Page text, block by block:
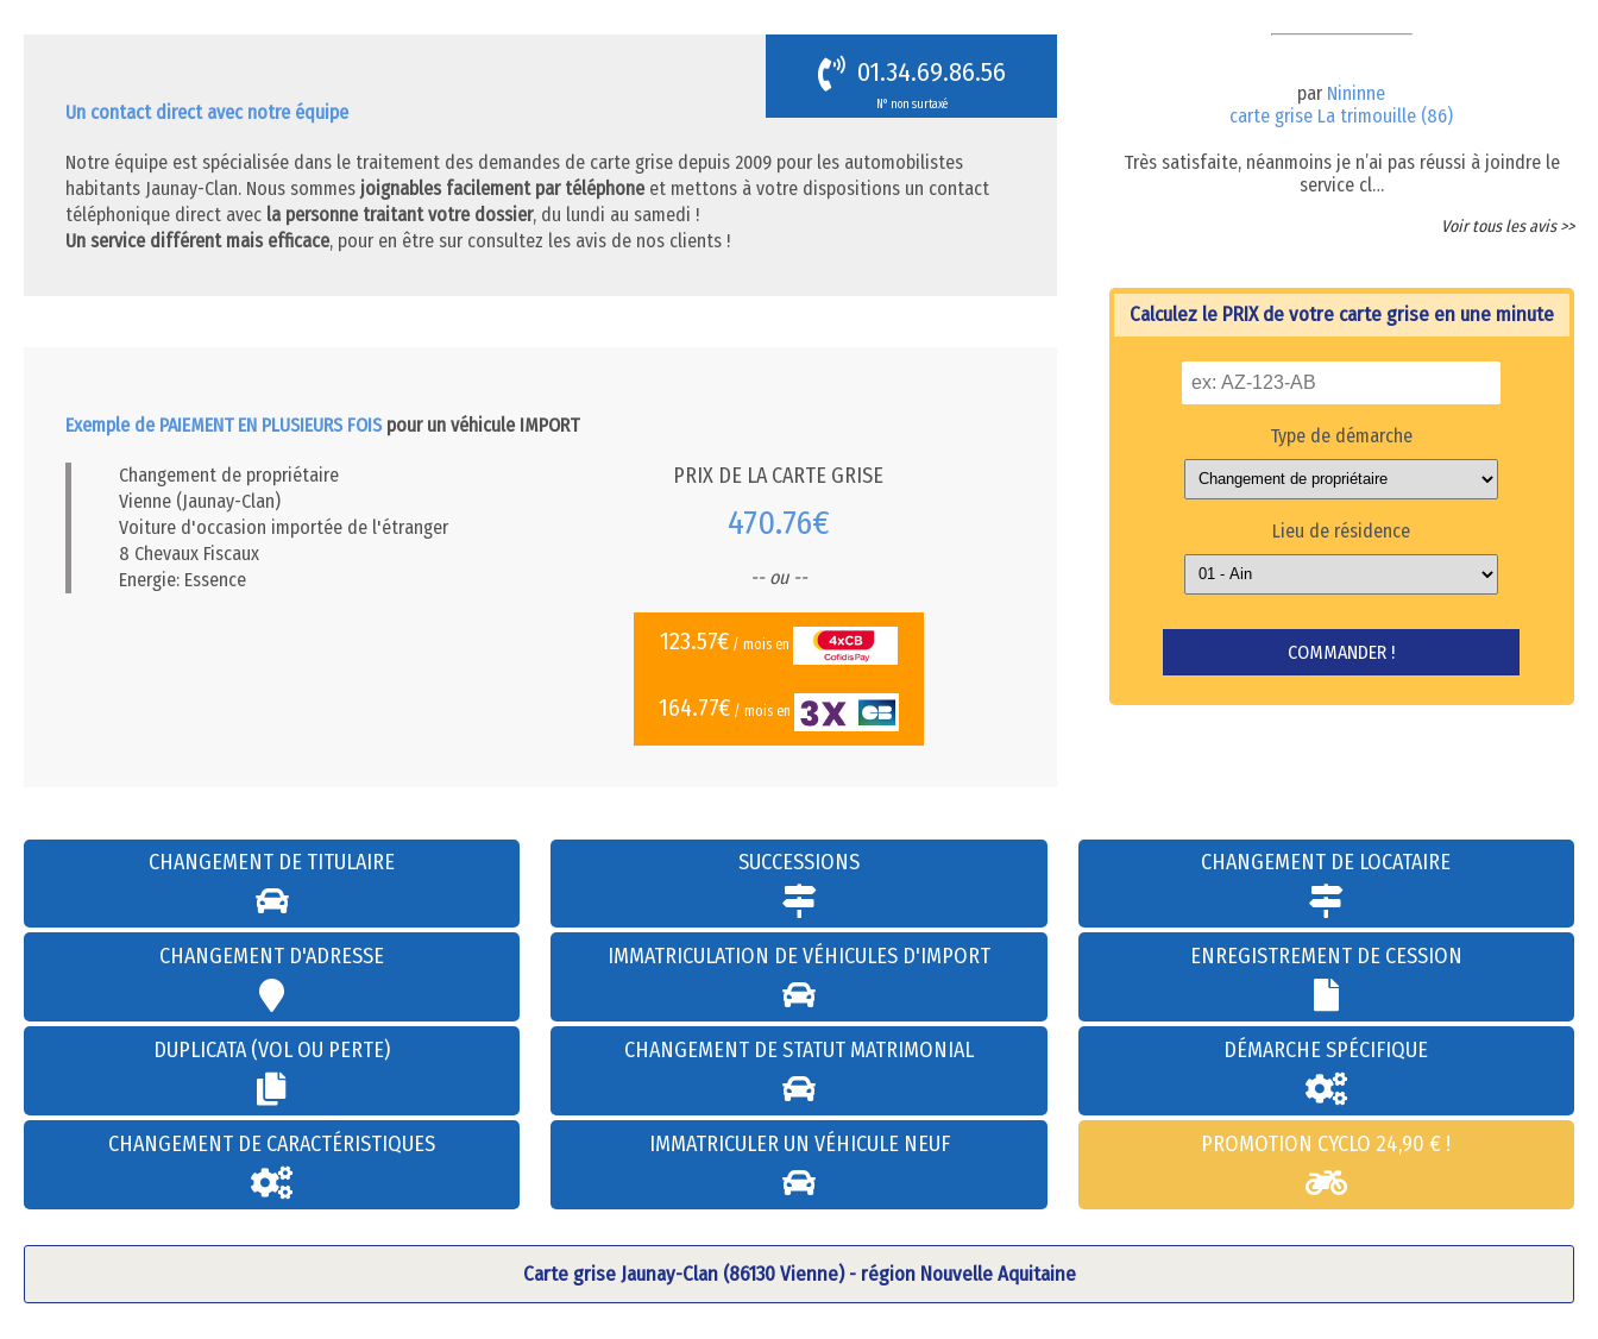
Un contact direct avec notre équipe
01.34.69.86.56
N° non surtaxé
Notre équipe est spécialisée dans le traitement des demandes de carte grise depuis 2009 pour les automobilistes
habitants Jaunay-Clan. Nous sommes joignables facilement par téléphoneet mettons à votre dispositions un contact
téléphonique direct avec la personne traitant votre dossier, du lundi au samedi !
Un service différent mais efficace, pour en être sur consultez les avis de nos clients !
Exemple de PAIEMENT EN PLUSIEURS FOISpour un véhicule IMPORT
Changement de propriétaire
Vienne (Jaunay-Clan)
Voiture d'occasion importée de l'étranger
8 Chevaux Fiscaux
Energie: Essence
PRIX DE LA CARTE GRISE
470.76€
-- ou --
123.57€/ mois en
164.77€/ mois en
par Nininne
carte grise La trimouille (86)
Très satisfaite, néanmoins je n’ai pas réussi à joindre le
service cl…
Voir tous les avis >>
Calculez le PRIX de votre carte grise en une minute
Type de démarche
Lieu de résidence
CHANGEMENT DE TITULAIRE
CHANGEMENT D'ADRESSE
DUPLICATA (VOL OU PERTE)
CHANGEMENT DE CARACTÉRISTIQUES
SUCCESSIONS
IMMATRICULATION DE VÉHICULES D'IMPORT
CHANGEMENT DE STATUT MATRIMONIAL
IMMATRICULER UN VÉHICULE NEUF
CHANGEMENT DE LOCATAIRE
ENREGISTREMENT DE CESSION
DÉMARCHE SPÉCIFIQUE
PROMOTION CYCLO 24,90 € !
Carte grise Jaunay-Clan (86130 Vienne) - région Nouvelle Aquitaine